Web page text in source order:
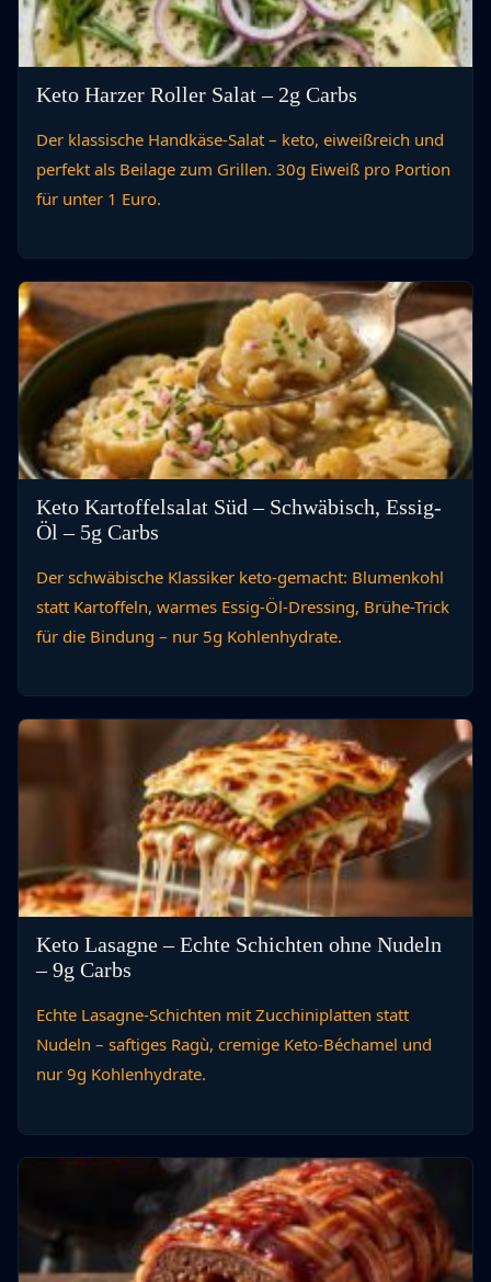
Keto Harzer Roller Salat – 2g Carbs
Der klassische Handkäse-Salat – keto, eiweißreich und
perfekt als Beilage zum Grillen. 30g Eiweiß pro Portion
für unter 1 Euro.
Keto Kartoffelsalat Süd – Schwäbisch, Essig-
Öl – 5g Carbs
Der schwäbische Klassiker keto-gemacht: Blumenkohl
statt Kartoffeln, warmes Essig-Öl-Dressing, Brühe-Trick
für die Bindung – nur 5g Kohlenhydrate.
Keto Lasagne – Echte Schichten ohne Nudeln
– 9g Carbs
Echte Lasagne-Schichten mit Zucchiniplatten statt
Nudeln – saftiges Ragù, cremige Keto-Béchamel und
nur 9g Kohlenhydrate.